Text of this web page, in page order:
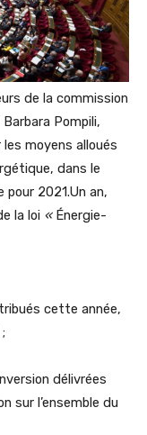
de la commission
Pompili,
moyens alloués
dans le
2021.Un an,
la loi « Énergie-
cette année,
délivrées
sur l’ensemble du